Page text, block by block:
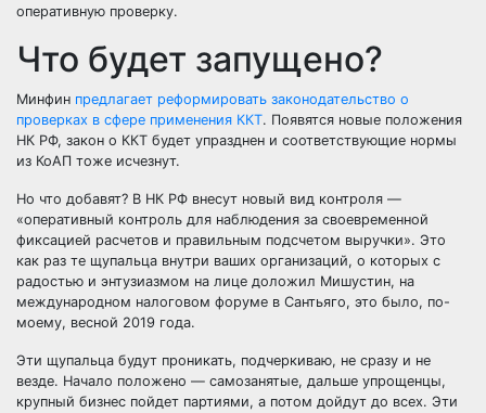
оперативную проверку.
Что будет запущено?
Минфин предлагает реформировать законодательство о
проверках в сфере применения ККТ. Появятся новые положения
НК РФ, закон о ККТ будет упразднен и соответствующие нормы
из КоАП тоже исчезнут.
Но что добавят? В НК РФ внесут новый вид контроля —
«оперативный контроль для наблюдения за своевременной
фиксацией расчетов и правильным подсчетом выручки». Это
как раз те щупальца внутри ваших организаций, о которых с
радостью и энтузиазмом на лице доложил Мишустин, на
международном налоговом форуме в Сантьяго, это было, по-
моему, весной 2019 года.
Эти щупальца будут проникать, подчеркиваю, не сразу и не
везде. Начало положено — самозанятые, дальше упрощенцы,
крупный бизнес пойдет партиями, а потом дойдут до всех. Эти